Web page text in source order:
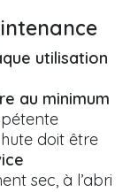
utilisation
au minimum
doit être
sec, à l’abri